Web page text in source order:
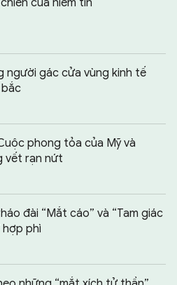
của niềm tin
người gác cửa vùng kinh tế
phong tỏa của Mỹ và
vết rạn nứt
đài “Mắt cáo” và “Tam giác
hợp phì